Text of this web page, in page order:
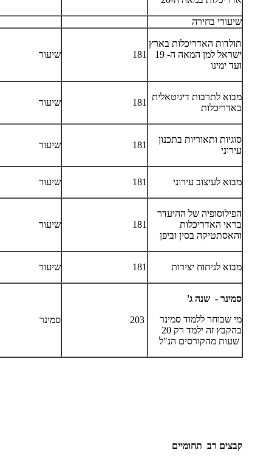
שיעורי בחירה
תולדות האדריכלות בארץ
ישראל למן המאה ה- 19
ועד ימינו
181 שיעור
מבוא לתרבות דיגיטאלית
באדריכלות
181 שיעור
סוגיות ותאוריות בתכנון
עירוני
181 שיעור
מבוא לעיצוב עירוני 181 שיעור
הפילוסופיה של ההיעדר
בראי האדריכלות
והאסתטיקה בסין וביפן
181 שיעור
מבוא לניתוח יצירות 181 שיעור
סמינר - שנה ג'
מי שבוחר ללמוד סמינר
בהקבץ זה ילמד רק 20
שעות מהקורסים הנ"ל
סמינר
קבצים רב תחומיים